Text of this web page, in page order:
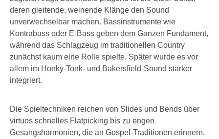
deren gleitende, weinende Klänge den Sound
unverwechselbar machen. Bassinstrumente wie
Kontrabass oder E-Bass geben dem Ganzen Fundament,
während das Schlagzeug im traditionellen Country
zunächst kaum eine Rolle spielte. Später wurde es vor
allem im Honky-Tonk- und Bakersfield-Sound stärker
integriert.
Die Spieltechniken reichen von Slides und Bends über
virtuos schnelles Flatpicking bis zu engen
Gesangsharmonien, die an Gospel-Traditionen erinnern.